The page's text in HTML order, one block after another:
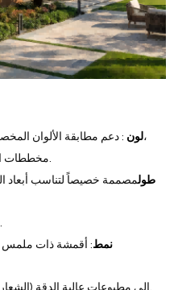
لون: دعم مطابقة الألوان المخصصة لتتوافق مع ألوان العلامة التجارية،
طولمصممة خصيصاً لتناسب أبعاد
نمط: أقمشة ذات ملمس